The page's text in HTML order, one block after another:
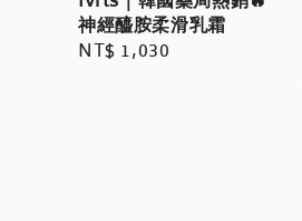
神經醯胺柔滑乳霜
Regular
NT$ 1,030